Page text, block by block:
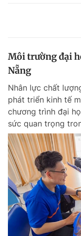
Môi trường đại
Nẵng
Nhân lực chất
phát triển kinh tế
chương trình đại
sức quan trọng